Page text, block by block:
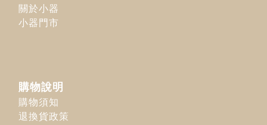
關於小器
小器門市
購物說明
購物須知
退換貨政策